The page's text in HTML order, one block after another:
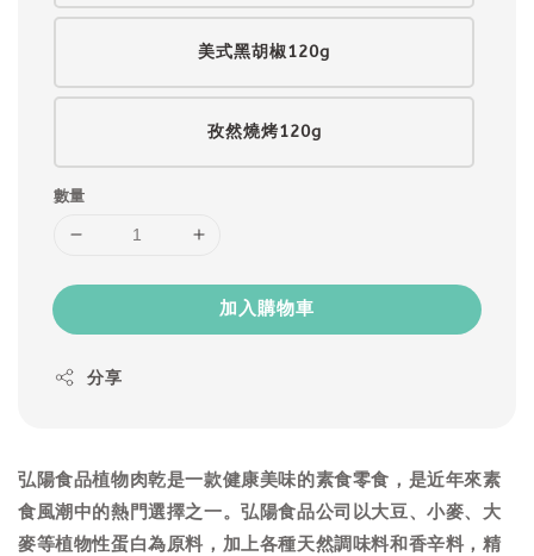
美式黑胡椒120g
孜然燒烤120g
數量
加入購物車
分享
弘陽食品植物肉乾是一款健康美味的素食零食，是近年來素
食風潮中的熱門選擇之一。弘陽食品公司以大豆、小麥、大
麥等植物性蛋白為原料，加上各種天然調味料和香辛料，精